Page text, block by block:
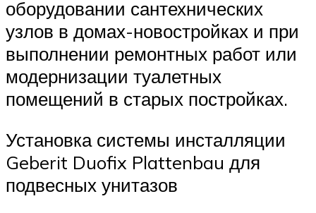
оборудовании сантехнических
узлов в домах-новостройках и при
выполнении ремонтных работ или
модернизации туалетных
помещений в старых постройках.
Установка системы инсталляции
Geberit Duofix Plattenbau для
подвесных унитазов